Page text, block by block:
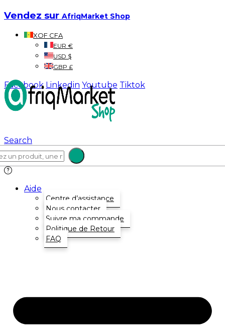
Vendez sur AfriqMarket Shop
XOF CFA
EUR €
USD $
GBP £
Facebook Linkedin Youtube Tiktok
Search
Aide
Centre d’assistance
Nous contacter
Suivre ma commande
Politique de Retour
FAQ